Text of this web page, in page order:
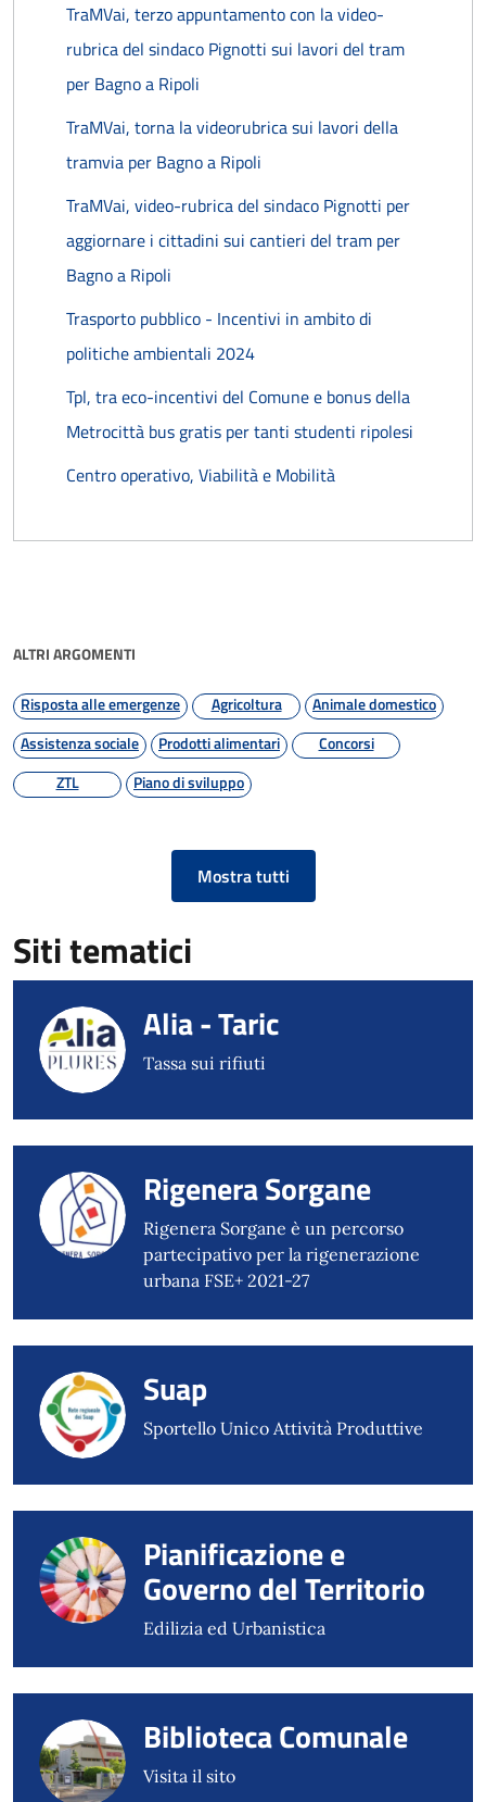
TraMVai, terzo appuntamento con la video-
rubrica del sindaco Pignotti sui lavori del tram
per Bagno a Ripoli
TraMVai, torna la videorubrica sui lavori della
tramvia per Bagno a Ripoli
TraMVai, video-rubrica del sindaco Pignotti per
aggiornare i cittadini sui cantieri del tram per
Bagno a Ripoli
Trasporto pubblico - Incentivi in ambito di
politiche ambientali 2024
Tpl, tra eco-incentivi del Comune e bonus della
Metrocittà bus gratis per tanti studenti ripolesi
Centro operativo, Viabilità e Mobilità
ALTRI ARGOMENTI
Risposta alle emergenze Agricoltura
Animale domestico
Assistenza sociale
Prodotti alimentari
Concorsi
ZTL
Piano di sviluppo
Mostra tutti
Siti tematici
Alia - Taric
Tassa sui rifiuti
Rigenera Sorgane
Rigenera Sorgane è un percorso
partecipativo per la rigenerazione
urbana FSE+ 2021-27
Suap
Sportello Unico Attività Produttive
Pianificazione e
Governo del Territorio
Edilizia ed Urbanistica
Biblioteca Comunale
Visita il sito